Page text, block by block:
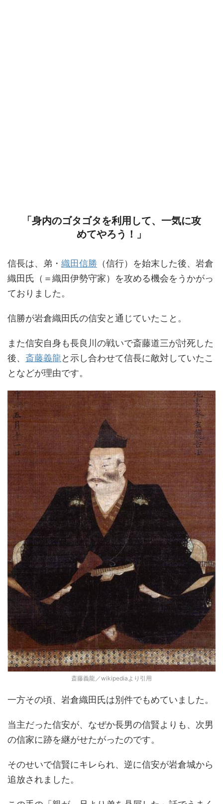
「身内のゴタゴタを利用して、一気に攻
めてやろう！」
信長は、弟・ 織田信勝 （信行）を始末した後、岩倉
織田氏（＝織田伊勢守家）を攻める機会をうかがっ
ておりました。
信勝が岩倉織田氏の信安と通じていたこと。
また信安自身も長良川の戦いで斎藤道三が討死した
後、 斎藤義龍と示し合わせて信長に敵対していたこ
となどが理由です。
斎藤義龍／wikipediaより引用
一方その頃、岩倉織田氏は別件でもめていました。
当主だった信安が、なぜか長男の信賢よりも、次男
の信家に跡を継がせたがったのです。
そのせいで信賢にキレられ、逆に信安が岩倉城から
追放されました。